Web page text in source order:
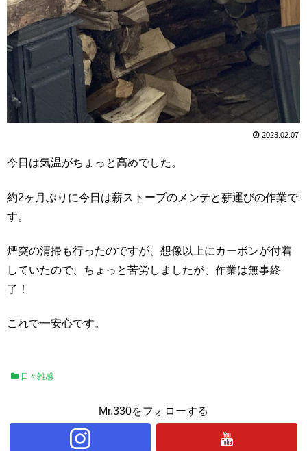
2023.02.07
今日は気温がちょっと高めでした。
約2ヶ月ぶりに今日は薪ストーブのメンテと薪運びの作業で
す。
煙突の清掃も行ったのですが、想像以上にカーボンが付着
していたので、ちょっと苦労しましたが、作業は無事終
了！
これで一安心です。
日々雑感
Mr.330をフォローする